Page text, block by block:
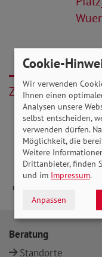
Zurück
Beratung
Standorte
Cookie-
Wir verwenden
Ihnen einen
Analysen unsere
selbst entscheiden,
verwenden dürfen.
Möglichkeit, die
Weitere
Drittanbieter, finden
und im Impressum.
Anpassen